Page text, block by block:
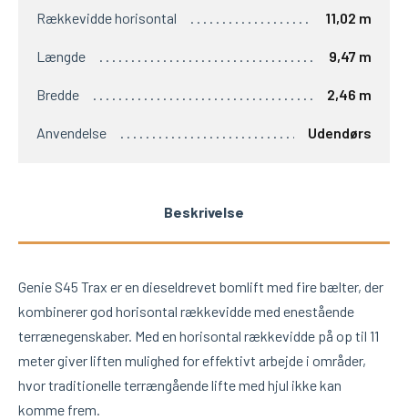
Rækkevidde horisontal 11,02 m
Længde 9,47 m
Bredde 2,46 m
Anvendelse Udendørs
Beskrivelse
Genie S45 Trax er en dieseldrevet bomlift med fire bælter, der
kombinerer god horisontal rækkevidde med enestående
terrænegenskaber. Med en horisontal rækkevidde på op til 11
meter giver liften mulighed for effektivt arbejde i områder,
hvor traditionelle terrængående lifte med hjul ikke kan
komme frem.